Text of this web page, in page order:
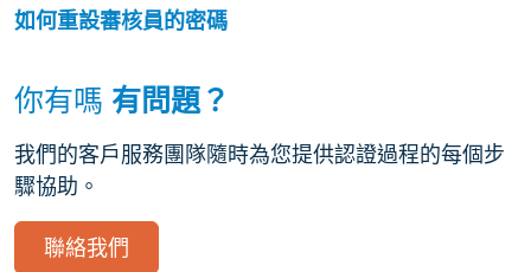
你有嗎 有問題？
我們的客戶服務團隊隨時為您提供認證過程的每個步
驟協助。
聯絡我們
如何重設審核員的密碼